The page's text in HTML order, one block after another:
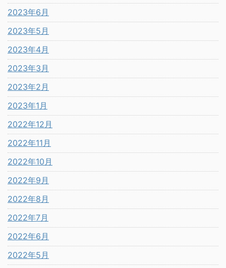
2023年6月
2023年5月
2023年4月
2023年3月
2023年2月
2023年1月
2022年12月
2022年11月
2022年10月
2022年9月
2022年8月
2022年7月
2022年6月
2022年5月